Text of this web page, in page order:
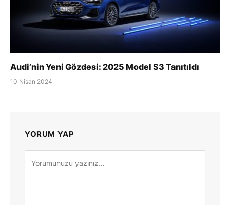
Audi’nin Yeni Gözdesi: 2025 Model S3 Tanıtıldı
10 Nisan 2024
YORUM YAP